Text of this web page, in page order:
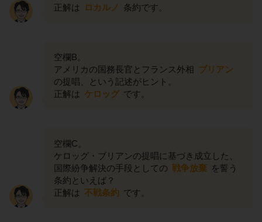
正解は
ロカルノ 条約です。
空欄B。
アメリカの国務長官とフランス外相 ブリアン
の提唱、という記述がヒント。
正解は ケロッグ です。
空欄C。
ケロッグ・ブリアンの提唱に基づき成立した、
国際紛争解決の手段としての 戦争放棄 を誓う
条約といえば？
正解は 不戦条約 です。